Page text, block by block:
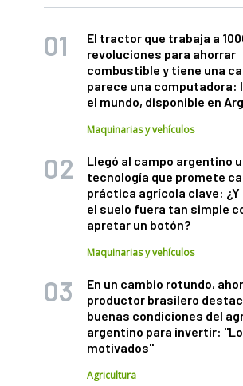
El tractor que trabaja a
revoluciones para ahorrar
combustible y tiene una
parece una computadora:
el mundo, disponible en
Maquinarias y vehículos
Llegó al campo argentino
tecnología que promete
práctica agrícola clave: ¿Y
el suelo fuera tan simple
apretar un botón?
Maquinarias y vehículos
En un cambio rotundo,
productor brasilero
buenas condiciones del
argentino para invertir:
motivados"
Agricultura